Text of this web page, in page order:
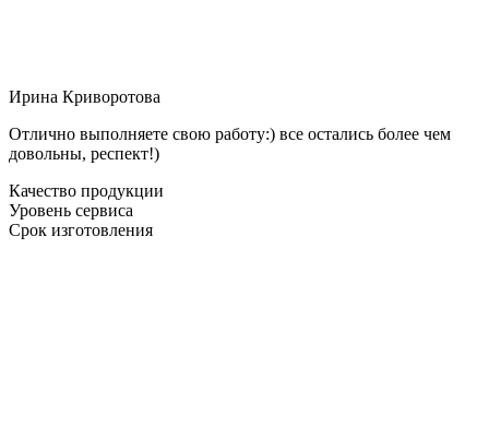
Ирина Криворотова
Отлично выполняете свою работу:) все остались более чем
довольны, респект!)
Качество продукции
Уровень сервиса
Срок изготовления